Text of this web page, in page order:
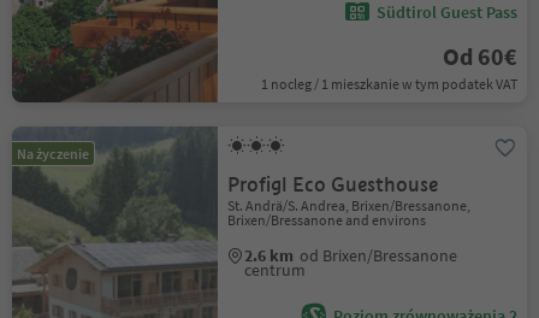
Südtirol Guest Pass
Od 60€
1 nocleg / 1 mieszkanie w tym podatek VAT
Na życzenie
Profigl Eco Guesthouse
St. Andrä/S. Andrea, Brixen/Bressanone,
Brixen/Bressanone and environs
2.6 km od Brixen/Bressanone
centrum